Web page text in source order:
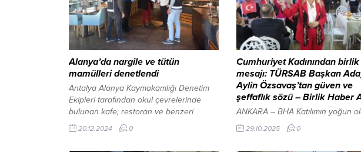
Alanya’da nargile ve tütün
mamülleri denetlendi
Antalya Alanya Kaymakamlığı Denetim
Ekipleri tarafından okul çevrelerinde
bulunan kafe, restoran ve benzeri
işletmelere yönelik nargile ve tütün
mamulleri denetimleri gerçekleştirildi. 20
20.12.2024 0
Cumhuriyet Kadınından birlik
mesajı: TÜRSAB Başkan
Aylin Özsavaş’tan güven ve
şeffaflık sözü – Birlik Haber
ANKARA – BHA Katılımın yoğun
etkinlikte seyahat acentası
basın mensupları yer aldı. Gece
29.10.2025 0